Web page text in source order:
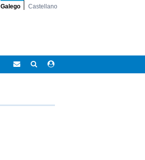
Galego Castellano
Correo
Eidolocal
BuscarAcceso
área